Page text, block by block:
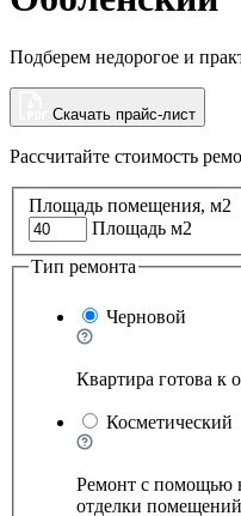
Подберем недорогое и
Скачать прайс-лист
Рассчитайте стоимость
Площадь помещения, м2
Площадь м2
Тип ремонта
Черновой
Квартира готова к
Косметический
Ремонт с помощью
отделки помещений